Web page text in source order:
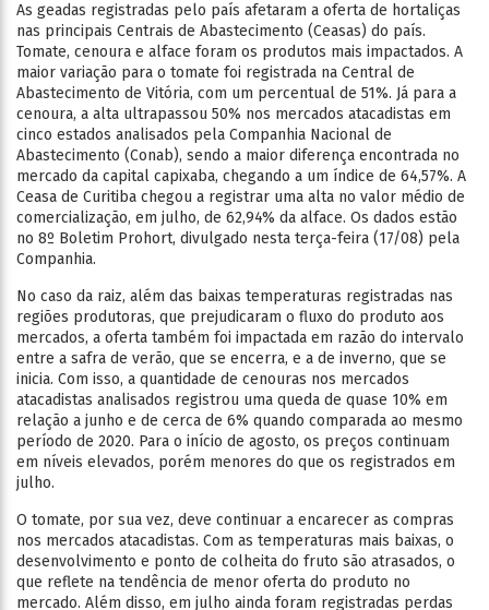
As geadas registradas pelo país afetaram a oferta de hortaliças
nas principais Centrais de Abastecimento (Ceasas) do país.
Tomate, cenoura e alface foram os produtos mais impactados. A
maior variação para o tomate foi registrada na Central de
Abastecimento de Vitória, com um percentual de 51%. Já para a
cenoura, a alta ultrapassou 50% nos mercados atacadistas em
cinco estados analisados pela Companhia Nacional de
Abastecimento (Conab), sendo a maior diferença encontrada no
mercado da capital capixaba, chegando a um índice de 64,57%. A
Ceasa de Curitiba chegou a registrar uma alta no valor médio de
comercialização, em julho, de 62,94% da alface. Os dados estão
no 8º Boletim Prohort, divulgado nesta terça-feira (17/08) pela
Companhia.
No caso da raiz, além das baixas temperaturas registradas nas
regiões produtoras, que prejudicaram o fluxo do produto aos
mercados, a oferta também foi impactada em razão do intervalo
entre a safra de verão, que se encerra, e a de inverno, que se
inicia. Com isso, a quantidade de cenouras nos mercados
atacadistas analisados registrou uma queda de quase 10% em
relação a junho e de cerca de 6% quando comparada ao mesmo
período de 2020. Para o início de agosto, os preços continuam
em níveis elevados, porém menores do que os registrados em
julho.
O tomate, por sua vez, deve continuar a encarecer as compras
nos mercados atacadistas. Com as temperaturas mais baixas, o
desenvolvimento e ponto de colheita do fruto são atrasados, o
que reflete na tendência de menor oferta do produto no
mercado. Além disso, em julho ainda foram registradas perdas